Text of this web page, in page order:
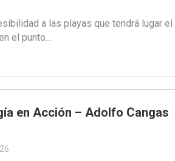
a las playas que tendrá lugar el
el punto…
en Acción – Adolfo Cangas